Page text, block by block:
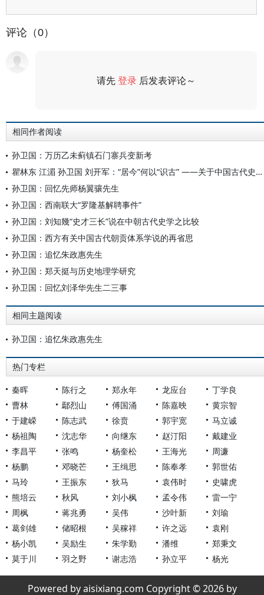
评论（0）
请先登录 后发表评论～
相同作者阅读
孙卫国：万历乙未蓟镇石门寨兵变新考
瞿林东 江湄 孙卫国 刘开军：“居今”何以“识古” ——关于中国古代史学发展一个核心观念的对话
孙卫国：回忆先师杨翼骧先生
孙卫国：西南联大“罗隆基解聘事件”
孙卫国：刘知幾“史才三长”说在中朝古代史学之比较
孙卫国：西方有关中国古代朝贡体系学说的再省思
孙卫国：追忆朱政惠先生
孙卫国：郑天挺与历史地理学研究
孙卫国：回忆刘泽华先生二三事
相同主题阅读
孙卫国：追忆朱政惠先生
热门专栏
秦晖 陈行之 郑永年 龙应台
丁学良
曹林
鄢烈山 傅国涌 陈嘉映
黄宗智
于建嵘
陈志武 徐贲 郭宇宽
马立诚
杨祖陶
沈志华 向继东 赵汀阳
戴建业
李昌平
张鸣 杨奎松 王海光
周濂
杨鹏
邓晓芒 王缉思 陈奉孝
郭世佑
马玲
王振东 狄马 袁伟时
史啸虎
熊培云
秋风 刘小枫 孟令伟
雷一宁
周枫
蒋兆勇 吴伟 沙叶新
刘瑜
葛剑雄
储昭根 吴稼祥 许之远
袁刚
杨小凯
吴励生 朱学勤 潘维
郑秉文
莫于川
羽之野 谢志浩 孙立平 杨光
Powered by aisixiang.com Copyright © 2026 by